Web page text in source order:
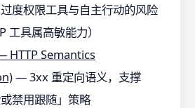
度权限工具与自主行动的风险
工具属高敏能力）
HTTP Semantics
— 3xx 重定向语义，支撑
或禁用跟随」策略